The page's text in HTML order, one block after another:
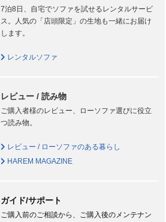
7泊8日、自宅でソファを試せるレンタルサービ
ス。人気の「店頭限定」の生地も一緒にお届け
します。
レンタルソファ
レビュー / 読み物
ご購入者様のレビュー、ローソファ選びに役立
つ読み物。
レビュー / ローソファのある暮らし
HAREM MAGAZINE
ガイド/サポート
ご購入前のご相談から、ご購入後のメンテナン